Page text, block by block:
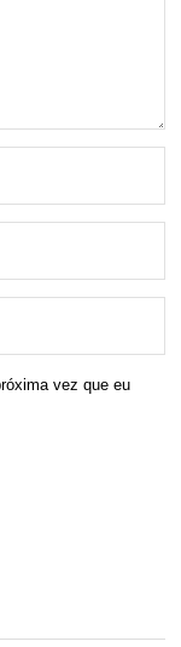
vez que eu